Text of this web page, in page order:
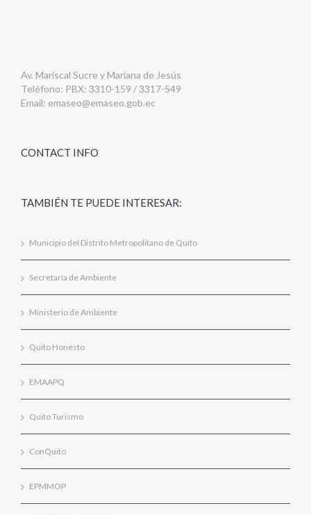
Av. Mariscal Sucre y Mariana de Jesús
Teléfono: PBX: 3310-159 / 3317-549
Email: emaseo@emaseo.gob.ec
CONTACT INFO
TAMBIÉN TE PUEDE INTERESAR:
Municipio del Distrito Metropolitano de Quito
Secretaría de Ambiente
Ministerio de Ambiente
Quito Honesto
EMAAPQ
Quito Turismo
ConQuito
EPMMOP